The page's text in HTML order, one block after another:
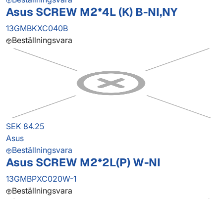
Asus SCREW M2*4L (K) B-NI,NY
13GMBKXC040B
Beställningsvara
SEK 84.25
Asus
Beställningsvara
Asus SCREW M2*2L(P) W-NI
13GMBPXC020W-1
Beställningsvara